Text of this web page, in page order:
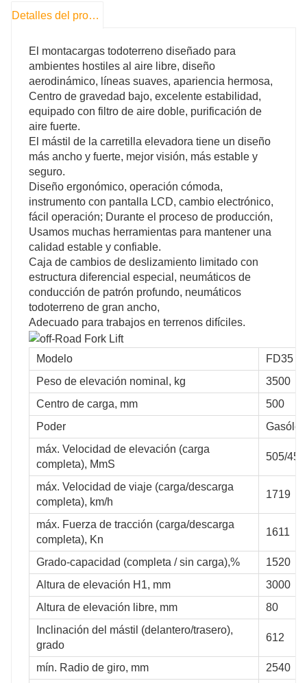
Detalles del producto
El montacargas todoterreno diseñado para
ambientes hostiles al aire libre, diseño
aerodinámico, líneas suaves, apariencia hermosa,
Centro de gravedad bajo, excelente estabilidad,
equipado con filtro de aire doble, purificación de
aire fuerte.
El mástil de la carretilla elevadora tiene un diseño
más ancho y fuerte, mejor visión, más estable y
seguro.
Diseño ergonómico, operación cómoda,
instrumento con pantalla LCD, cambio electrónico,
fácil operación; Durante el proceso de producción,
Usamos muchas herramientas para mantener una
calidad estable y confiable.
Caja de cambios de deslizamiento limitado con
estructura diferencial especial, neumáticos de
conducción de patrón profundo, neumáticos
todoterreno de gran ancho,
Adecuado para trabajos en terrenos difíciles.
Modelo
FD35
Peso de elevación nominal, kg
3500
Centro de carga, mm
500
Poder
Gasóleo
máx. Velocidad de elevación (carga
completa), MmS
505/450
máx. Velocidad de viaje (carga/descarga
completa), km/h
1719
máx. Fuerza de tracción (carga/descarga
completa), Kn
1611
Grado-capacidad (completa / sin carga),%
1520
Altura de elevación H1, mm
3000
Altura de elevación libre, mm
80
Inclinación del mástil (delantero/trasero),
grado
612
mín. Radio de giro, mm
2540